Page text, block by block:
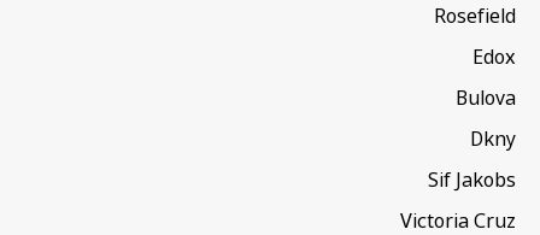
Rosefield
Edox
Bulova
Dkny
Sif Jakobs
Victoria Cruz